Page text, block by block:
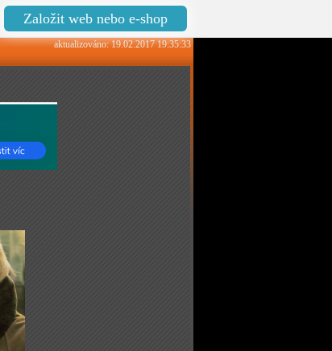
Založit web nebo e-shop
aktualizováno: 19.02.2017 19:35:33